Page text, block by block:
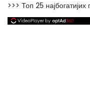
>>> Топ 25